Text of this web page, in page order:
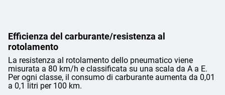
Efficienza del carburante/resistenza al
rotolamento
La resistenza al rotolamento dello pneumatico viene
misurata a 80 km/h e classificata su una scala da A a E.
Per ogni classe, il consumo di carburante aumenta da 0,01
a 0,1 litri per 100 km.